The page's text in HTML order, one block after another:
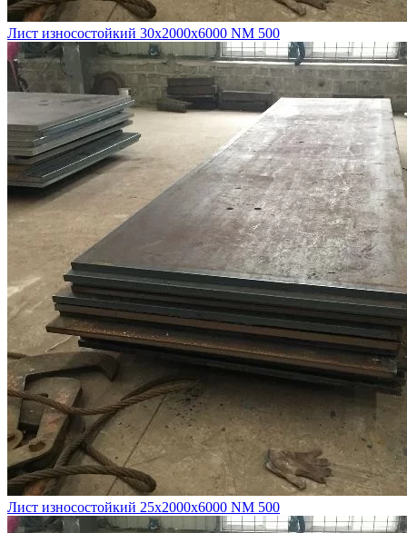
Лист износостойкий 30х2000х6000 NM 500
Лист износостойкий 25х2000х6000 NM 500